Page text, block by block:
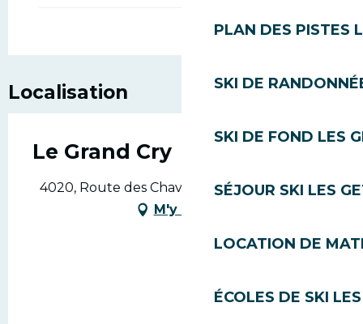
PLAN DES PISTES
SKI DE
SKI DE FOND LES
SÉJOUR SKI LES
LOCATION DE
ÉCOLES DE SKI
Localisation
Le Grand Cry
4020, Route des Chavannes, 74260 Les Gets
M'y rendre